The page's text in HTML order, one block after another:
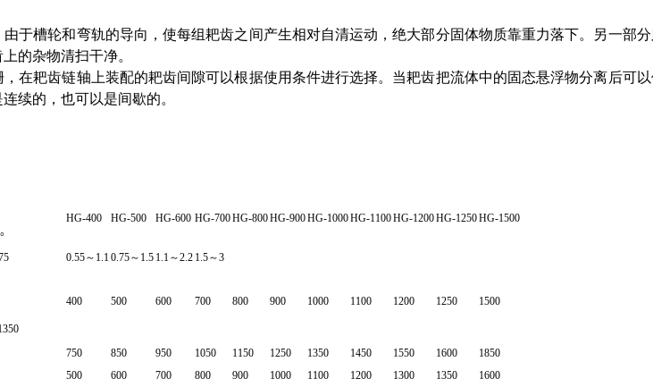
于槽轮和弯轨的导向，使每组耙齿之间产生相对自清运动，绝大部分固体物质靠重力落下。另一部
的杂物清扫干净。
在耙齿链轴上装配的耙齿间隙可以根据使用条件进行选择。当耙齿把流体中的固态悬浮物分离后可
续的，也可以是间歇的。
HG-400 HG-500 HG-600 HG-700HG-800HG-900HG-1000HG-1100HG-1200HG-1250HG-1500
0.55～1.10.75～1.5 1.1～2.2 1.5～3
400 500 600 700 800 900 1000 1100 1200 1250 1500
750 850 950 1050 1150 1250 1350 1450 1550 1600
1850
500 600 700 800 900 1000 1100 1200 1300 1350
1600